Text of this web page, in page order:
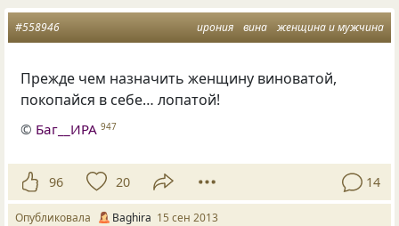
ирония вина женщина и мужчина
#558946
Прежде чем назначить женщину виноватой,
покопайся в себе… лопатой!
© Баг__ИРА 947
96 20 14
Опубликовала Baghira 15 сен 2013